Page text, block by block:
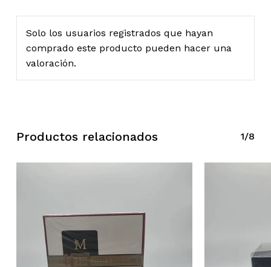
Solo los usuarios registrados que hayan
comprado este producto pueden hacer una
valoración.
Productos relacionados 1/8